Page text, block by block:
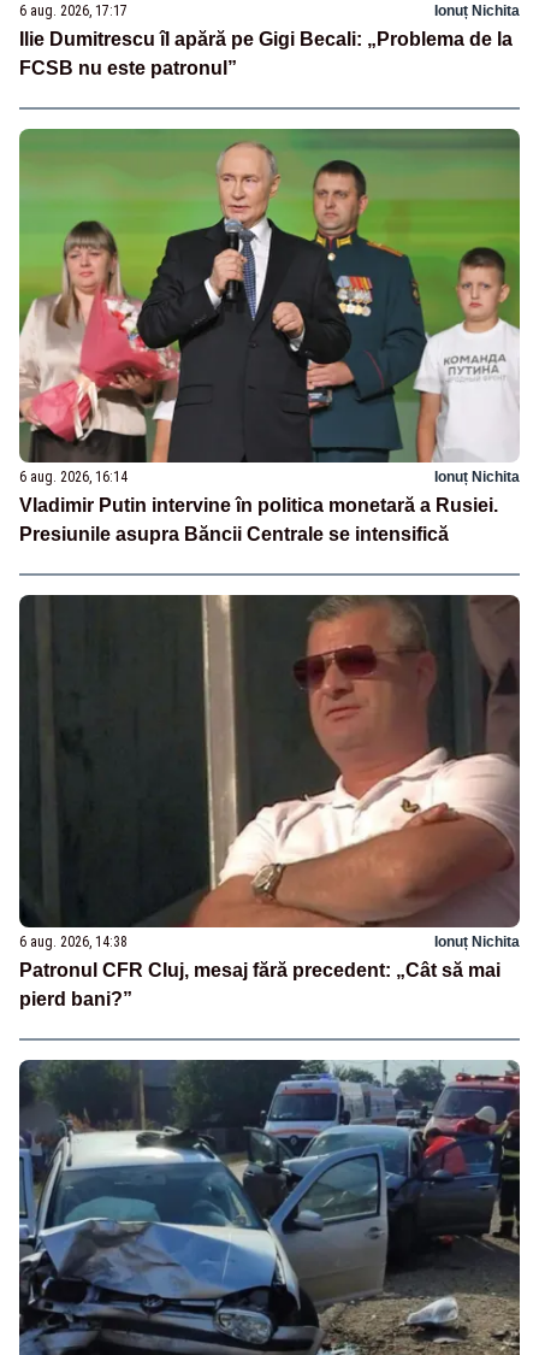
6 aug. 2026, 17:17 Ionuț Nichita
Ilie Dumitrescu îl apără pe Gigi Becali: „Problema de la
FCSB nu este patronul”
6 aug. 2026, 16:14 Ionuț Nichita
Vladimir Putin intervine în politica monetară a Rusiei.
Presiunile asupra Băncii Centrale se intensifică
6 aug. 2026, 14:38 Ionuț Nichita
Patronul CFR Cluj, mesaj fără precedent: „Cât să mai
pierd bani?”